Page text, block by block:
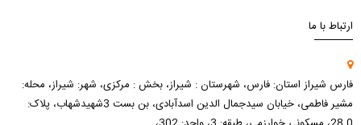
ارتباط با ما
فارس شیراز استان: فارس، شهرستان : شیراز، بخش : مرکزی، شهر: شیراز، محله:
مشیر فاطمی، خیابان سیدجمال الدین اسدآبادی، بن بست 3شهیدشهاب، پلاک: